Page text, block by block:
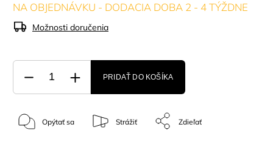
NA OBJEDNÁVKU - DODACIA DOBA 2 - 4 TÝŽDNE
Možnosti doručenia
PRIDAŤ DO KOŠÍKA
Opýtať sa Strážiť Zdieľať